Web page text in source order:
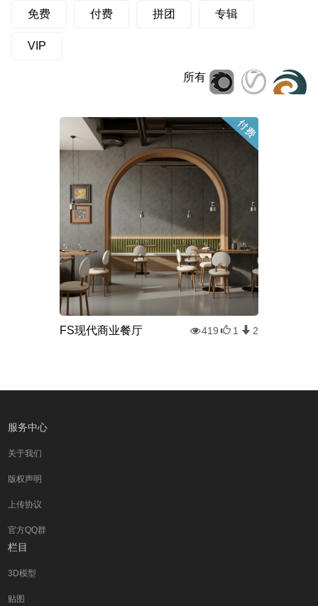
免费 付费 拼团 专辑
VIP
所有
FS现代商业餐厅 419 1 2
服务中心
关于我们
版权声明
上传协议
官方QQ群
栏目
3D模型
贴图